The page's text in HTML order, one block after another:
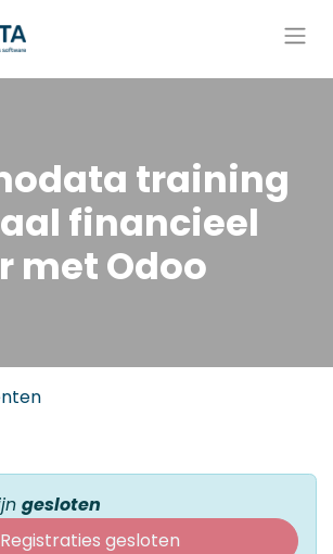
training
financieel
met Odoo
gesloten
Registraties gesloten